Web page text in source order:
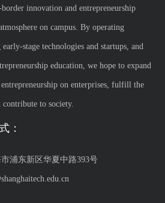
innovation and entrepreneurship
on campus. By operating
stage technologies and startups, and
education, we hope to expand
on enterprises, fulfill the
to society.
方式：
浦东新区华夏中路393号